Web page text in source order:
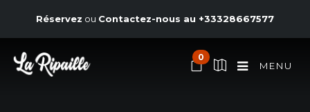
Réservez ou Contactez-nous au +33328667577
0
MENU